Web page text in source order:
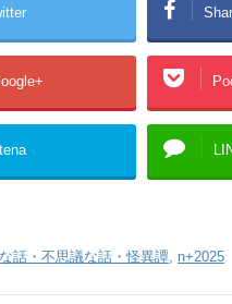
話・不思議な話・怪異譚 n+2025